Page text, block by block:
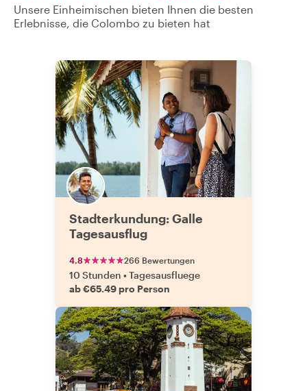
Unsere Einheimischen bieten Ihnen die besten
Erlebnisse, die Colombo zu bieten hat
Stadterkundung: Galle
Tagesausflug
4.8 266 Bewertungen
10 Stunden •Tagesausfluege
ab €65.49 pro Person